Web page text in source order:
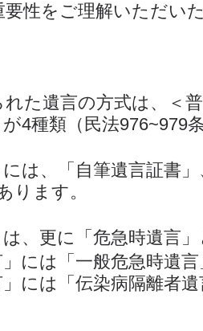
要性をご理解いただい
た遺言の方式は、＜
4種類（民法976~979
には、「自筆遺言証書
ります。
は、更に「危急時遺言
」には「一般危急時遺
」には「伝染病隔離者